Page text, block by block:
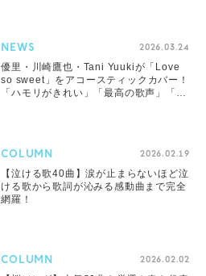
NEWS 2026.03.24
優里・川崎鷹也・Tani Yuukiが「Love
so sweet」をアコースティックカバー！
「ハモリがきれい」「最高の歌声」「松
COLUMN 2026.02.19
【泣ける歌40曲】涙が止まらないほど泣
ける歌から歌詞が沁みる感動曲まで完全
網羅！
COLUMN 2026.02.02